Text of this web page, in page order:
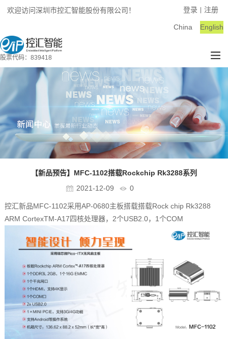
欢迎访问深圳市控汇智能股份有限公司！ 登录 注册
English
China
股票代码：839418
【新品预告】MFC-1102搭载Rockchip Rk3288系列
2021-12-09
0
控汇新品MFC-1102采用AP-0680主板搭载搭载Rock chip Rk3288
ARM CortexTM-A17四核处理器，2个USB2.0，1个COM